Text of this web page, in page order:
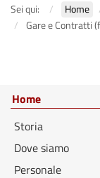
Sei qui: Home
Gare e Contratti
Home
Storia
Dove siamo
Personale